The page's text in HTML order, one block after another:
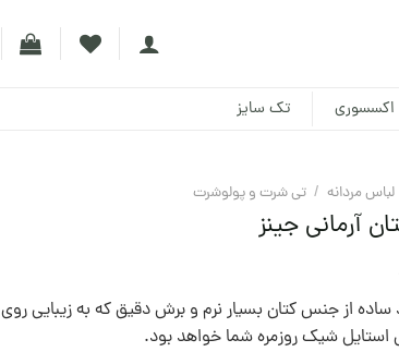
اکسسوری تک سایز
لباس مردانه / تی شرت و پولوشرت
آرمانی جینز
از جنس کتان بسیار نرم و برش دقیق که به زیبایی
شیک روزمره شما خواهد بود.